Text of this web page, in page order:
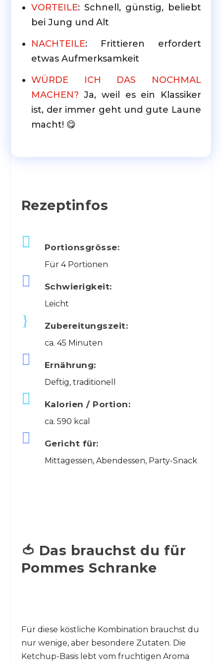
VORTEILE: Schnell, günstig, beliebt
bei Jung und Alt
NACHTEILE: Frittieren erfordert
etwas Aufmerksamkeit
WÜRDE ICH DAS NOCHMAL
MACHEN? Ja, weil es ein Klassiker
ist, der immer geht und gute Laune
macht! 😋
Rezeptinfos
 Portionsgrösse:
Für 4 Portionen
 Schwierigkeit:
Leicht
} Zubereitungszeit:
ca. 45 Minuten
 Ernährung:
Deftig, traditionell
 Kalorien / Portion:
ca. 590 kcal
 Gericht für:
Mittagessen, Abendessen, Party-Snack
🍅 Das brauchst du für
Pommes Schranke
Für diese köstliche Kombination brauchst du
nur wenige, aber besondere Zutaten. Die
Ketchup-Basis lebt vom fruchtigen Aroma